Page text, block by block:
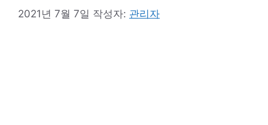
2021년 7월 7일 작성자: 관리자